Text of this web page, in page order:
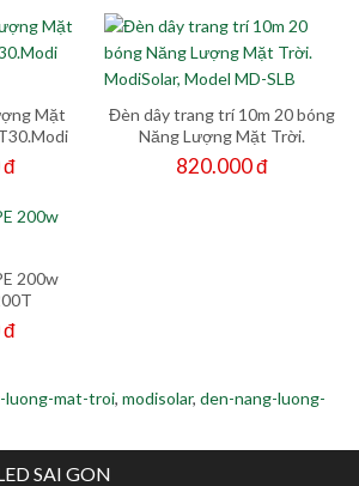
Mặt
Đèn dây trang trí 10m 20 bóng
Năng Lượng Mặt Trời.
ModiSolar, Model MD-SLB
820.000 đ
200w
luong-mat-troi, modisolar, den-nang-luong-
SAI GON